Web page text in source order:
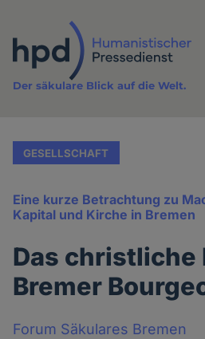
Inhalt
Der säkulare Blick auf die Welt.
GESELLSCHAFT
Eine kurze Betrachtung zu
Kapital und Kirche in Bremen
Das christliche
Bremer
Forum Säkulares Bremen